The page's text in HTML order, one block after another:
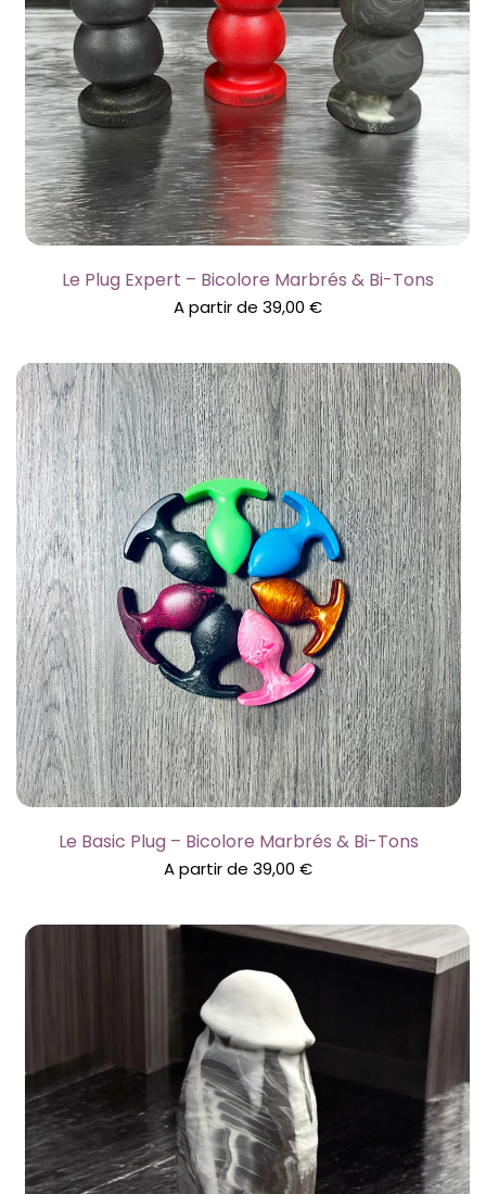
Le Plug Expert – Bicolore Marbrés & Bi-Tons
A partir de 39,00 €
Le Basic Plug – Bicolore Marbrés & Bi-Tons
A partir de39,00€